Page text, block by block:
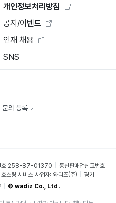
개인정보처리방침
공지/이벤트
인재 채용
SNS
문의 등록
호 258-87-01370
통신판매업신고번호
호스팅 서비스 사업자: 와디즈(주)
경기
© wadiz Co., Ltd.